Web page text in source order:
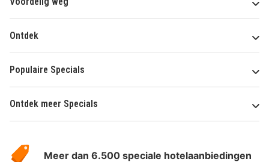
Ontdek
Populaire Specials
Ontdek meer Specials
HotelSpecials
Meer dan 6.500 speciale hotelaanbiedingen